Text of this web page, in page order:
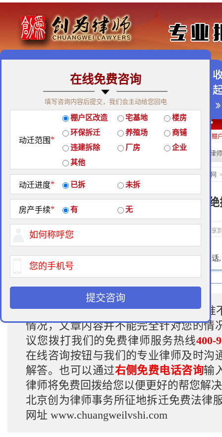
免费咨询热线：400-900-9881
经典案例 | 律师团队 拆迁维权 | 征地维权
房屋拆迁补偿 企业拆迁补偿 厂房拆迁补偿 征地补偿 违章拆迁补偿 棚
热门搜索: 拆迁律师
经典案例 当前位置： 北京创为律师事务所官网
拆迁律师的那些“绝
2021-10-18 08:00 作者：拆迁律师 浏览次数： 次 分享
免费法律咨询热线:400-900-9881 请输入您的电话
温馨提示:因各地补偿的类型、补偿标准
情况，文章内容并不能完全针对您的情
议您拨打我们的免费律师服务热线400-
在线咨询按钮与我们的专业律师及时沟
解答。也可以通过右侧免费电话咨询输
律师将免费回拨给您以便更好的帮您解
北京创为律师事务所征地拆迁免费法律
网址 www.chuangweilvshi.com
在线免费咨询
填写咨询内容后提交，我们会主动给您回电
动迁范围 *
棚户区改造 宅基地
楼房
环保拆迁
养殖场
商铺
违建拆除
厂房
企业
其他
动迁进度* 已拆 未拆
房产手续* 有 无
提交咨询